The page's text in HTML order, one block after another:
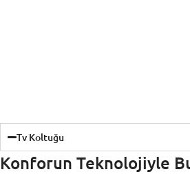
Tv Koltuğu
Konforun Teknolojiyle